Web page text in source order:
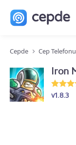
Cepde Cep
Iron
v1.8.3